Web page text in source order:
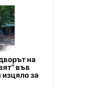
на
във
за